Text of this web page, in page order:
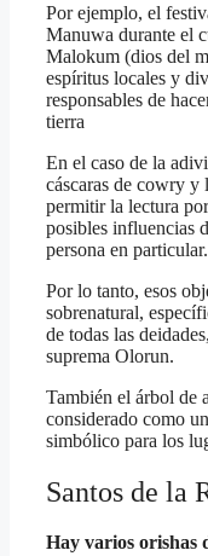
Por ejemplo, el
Manuwa durante el
Malokum (dios del
espíritus locales y
responsables de
tierra
En el caso de la
cáscaras de cowry y
permitir la lectura
posibles influencias
persona en particular.
Por lo tanto, esos
sobrenatural,
de todas las
suprema Olorun.
También el árbol de
considerado como
simbólico para los
Santos de la
Hay varios orishas